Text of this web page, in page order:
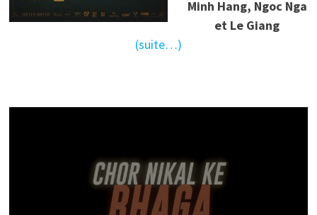
Minh Hang, Ngoc Nga
et Le Giang
(suite…)